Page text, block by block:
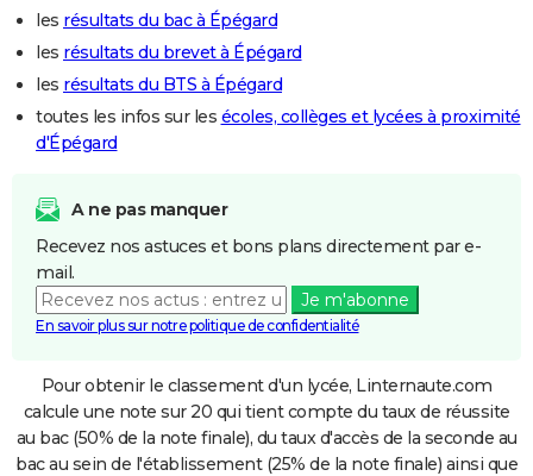
les résultats du bac à Épégard
les résultats du brevet à Épégard
les résultats du BTS à Épégard
toutes les infos sur les écoles, collèges et lycées à proximité
d'Épégard
A ne pas manquer
Recevez nos astuces et bons plans directement par e-
mail.
Je m'abonne
En savoir plus sur notre politique de confidentialité
Pour obtenir le classement d'un lycée, Linternaute.com
calcule une note sur 20 qui tient compte du taux de réussite
au bac (50% de la note finale), du taux d'accès de la seconde au
bac au sein de l'établissement (25% de la note finale) ainsi que